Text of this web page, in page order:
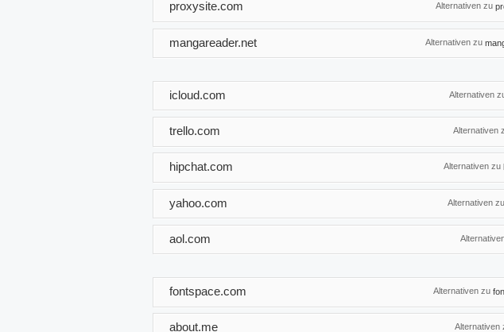
Alternativen zu
proxysite.com
Alternativen zu
mangareader.net
Alternativen
icloud.com
Alternativen
trello.com
Alternativen zu
hipchat.com
Alternativen zu
yahoo.com
aol.com
Alternativen zu
fontspace.com
Alternativen
about.me